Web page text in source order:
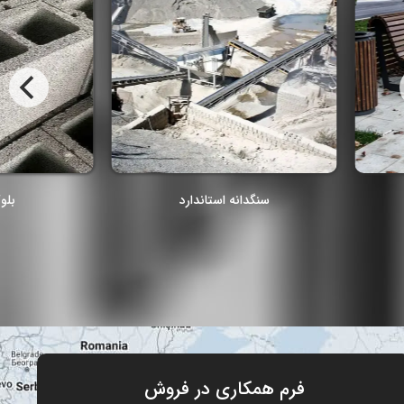
فرم همکاری در فروش
نام خانوادگی